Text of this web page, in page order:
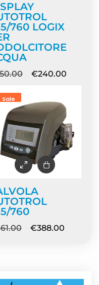
760 LOGIX
€240.00
Sale
760
€388.00